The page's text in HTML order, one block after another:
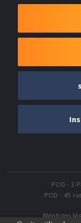
POD - 3
POD - 45
Mentions